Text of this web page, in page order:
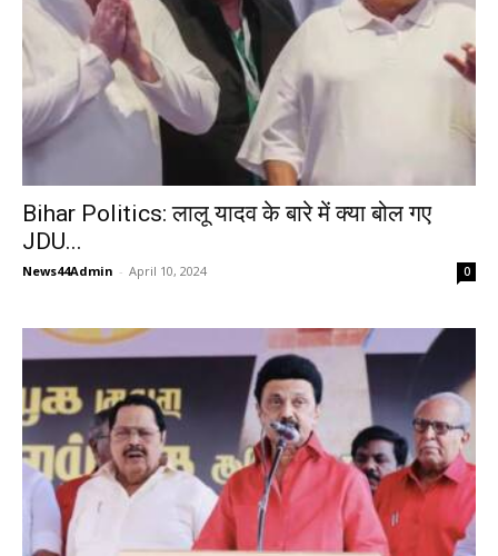
Bihar Politics: लालू यादव के बारे में क्या बोल गए
JDU...
News44Admin - April 10, 2024 0